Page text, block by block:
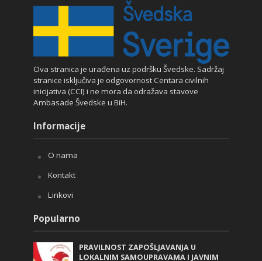
Ova stranica je urađena uz podršku Švedske. Sadržaj
stranice isključiva je odgovornost Centara civilnih
inicijativa (CCI) i ne mora da odražava stavove
Ambasade Švedske u BiH.
Informacije
O nama
Kontakt
Linkovi
Popularno
PRAVILNOST ZAPOŠLJAVANJA U
LOKALNIM SAMOUPRAVAMA I JAVNIM